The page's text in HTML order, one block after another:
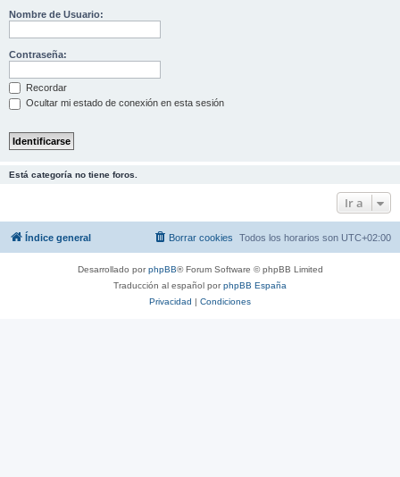
Nombre de Usuario:
Contraseña:
Recordar
Ocultar mi estado de conexión en esta sesión
Está categoría no tiene foros.
Ir a
Índice general Todos los horarios son UTC+02:00
Borrar cookies
Desarrollado porphpBB® Forum Software © phpBB Limited
Traducción al español porphpBB España
Privacidad | Condiciones